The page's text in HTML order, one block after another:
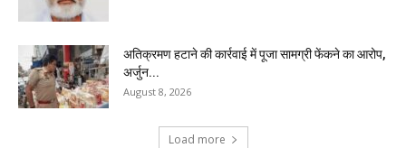
अतिक्रमण हटाने की कार्रवाई में पूजा सामग्री फेंकने का आरोप,
अर्जुन...
August 8, 2026
Load more